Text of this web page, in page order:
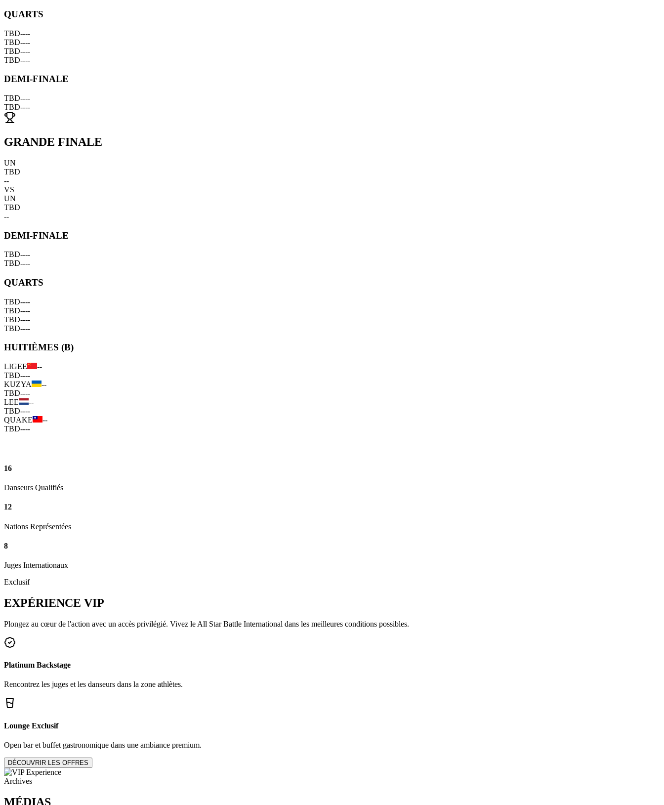
QUARTS
TBD----
TBD----
TBD----
TBD----
DEMI-FINALE
TBD----
TBD----
GRANDE FINALE
UN
TBD
--
VS
UN
TBD
--
DEMI-FINALE
TBD----
TBD----
QUARTS
TBD----
TBD----
TBD----
TBD----
HUITIÈMES (B)
LIGEE
--
TBD----
KUZYA
--
TBD----
LEE
--
TBD----
QUAKE
--
TBD----
16
Danseurs Qualifiés
12
Nations Représentées
8
Juges Internationaux
Exclusif
EXPÉRIENCE VIP
Plongez au cœur de l'action avec un accès privilégié. Vivez le All Star Battle International dans les meilleures conditions possibles.
Platinum Backstage
Rencontrez les juges et les danseurs dans la zone athlètes.
Lounge Exclusif
Open bar et buffet gastronomique dans une ambiance premium.
DÉCOUVRIR LES OFFRES
Archives
MÉDIAS